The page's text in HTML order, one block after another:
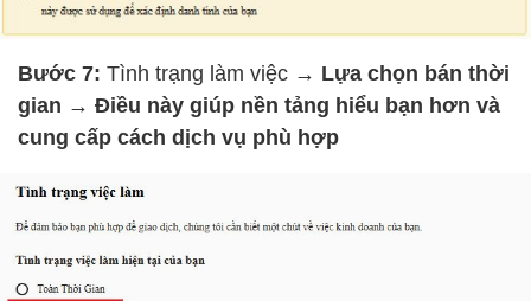
Bước 7: Tình trạng làm việc → Lựa chọn bán thời
gian → Điều này giúp nền tảng hiểu bạn hơn và
cung cấp cách dịch vụ phù hợp